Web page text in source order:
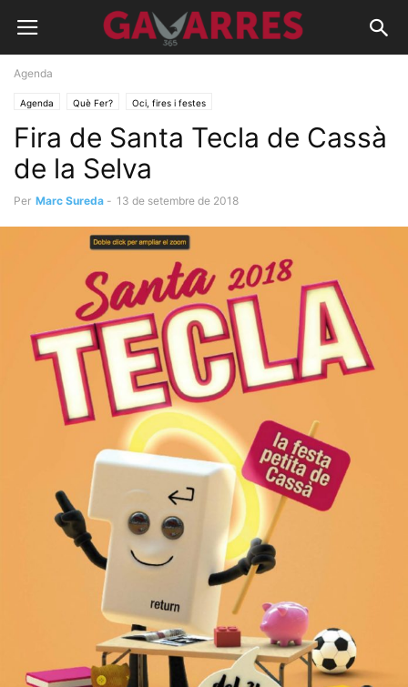
Agenda
Agenda Què Fer? Oci, fires i festes
Fira de Santa Tecla de Cassà
de la Selva
Per Marc Sureda - 13 de setembre de 2018